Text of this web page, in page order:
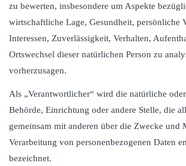
zu bewerten, insbesondere um Aspekte
wirtschaftliche Lage, Gesundheit, persönliche
Interessen, Zuverlässigkeit, Verhalten,
Ortswechsel dieser natürlichen Person zu
vorherzusagen.
Als „Verantwortlicher“ wird die natürliche
Behörde, Einrichtung oder andere Stelle, die
gemeinsam mit anderen über die Zwecke und
Verarbeitung von personenbezogenen Daten
bezeichnet.